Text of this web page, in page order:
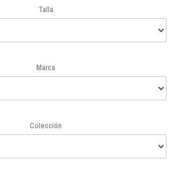
Talla
Marca
Colección